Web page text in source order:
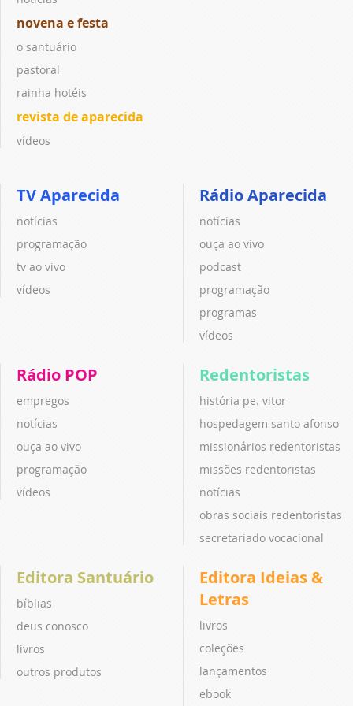
novena e festa
o santuário
pastoral
rainha hotéis
revista de aparecida
vídeos
TV Aparecida
notícias
programação
tv ao vivo
vídeos
Rádio Aparecida
notícias
ouça ao vivo
podcast
programação
programas
vídeos
Rádio POP
empregos
notícias
ouça ao vivo
programação
vídeos
Redentoristas
história pe. vitor
hospedagem santo afonso
missionários redentoristas
missões redentoristas
notícias
obras sociais redentoristas
secretariado vocacional
Editora Santuário
bíblias
deus conosco
livros
outros produtos
Editora Ideias &
Letras
livros
coleções
lançamentos
ebook